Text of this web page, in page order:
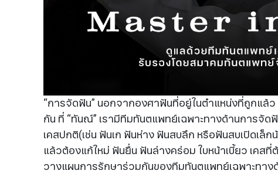
“การจัดฟัน” นอกจากองศาฟันที่อยู่ในตำแหน่งที่ถูกแล้
กัน ที่ “ทันณ์” เรามีทีมทันตแพทย์เฉพาะทางด้านการจั
เคสปกติ(เช่น ฟันเก ฟันห่าง ฟันสบลึก หรือฟันสบเปิดเล็
แล้วต้องแก้ใหม่ ฟันยื่น ฟันล่างคร่อม ใบหน้าเบี้ยว เคส
วางแผนการรักษาร่วมกันของทีมทันตแพทย์เฉพาะทา